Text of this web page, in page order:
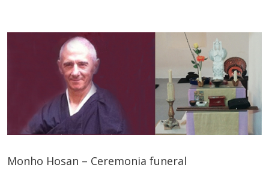
desdramatización
Monho Hosan – Ceremonia funeral